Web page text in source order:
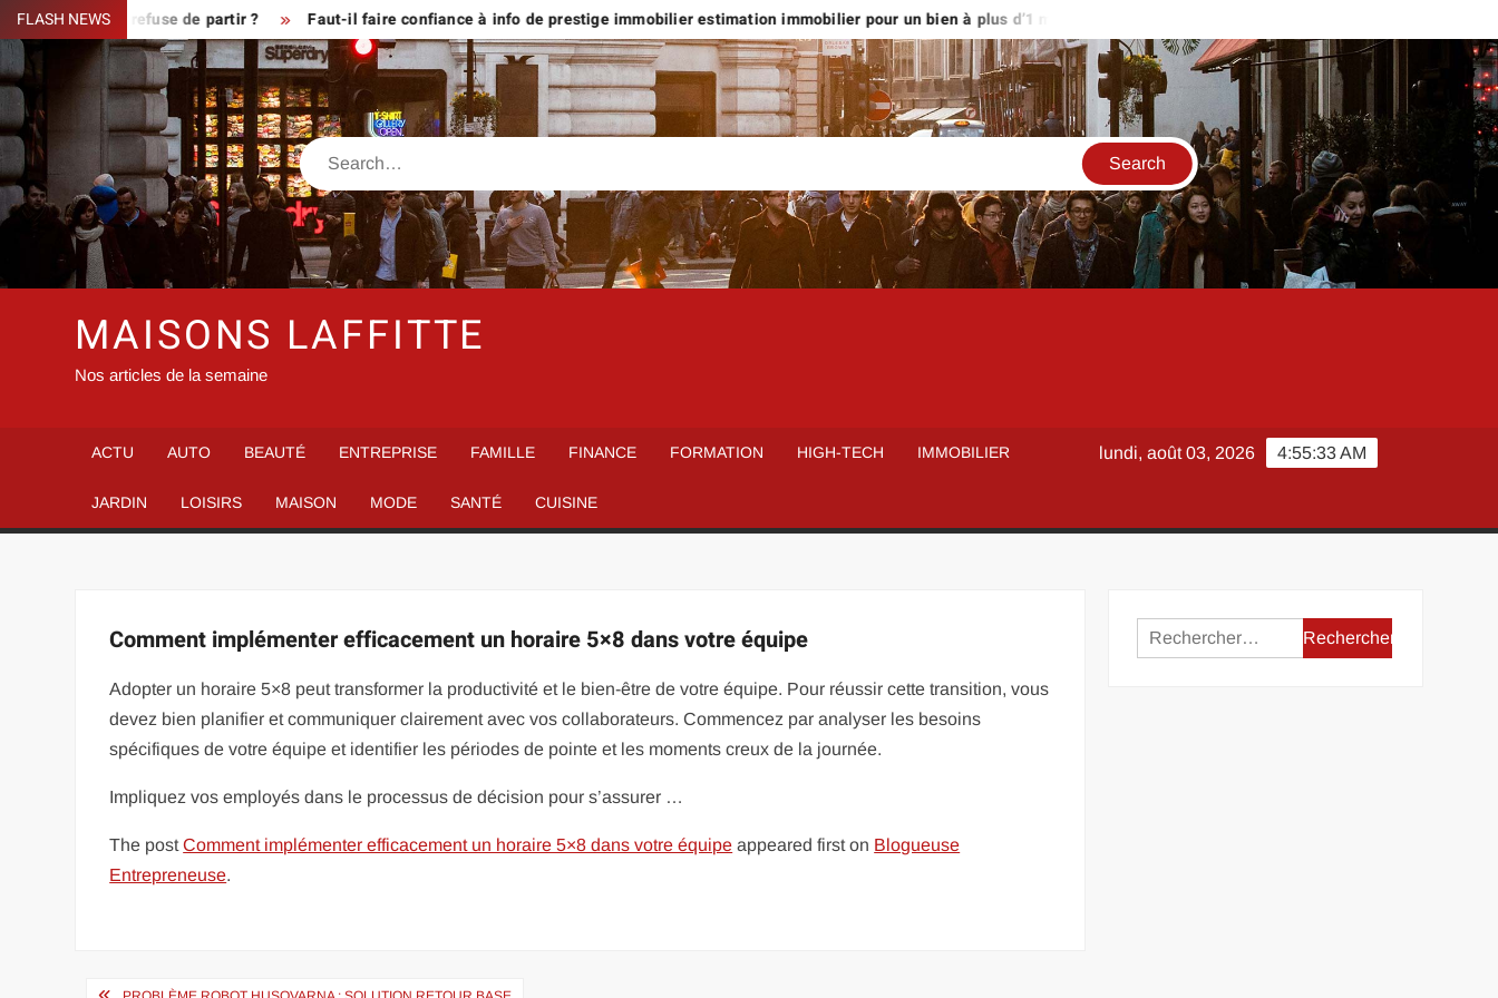
Skip
to
content
FLASH NEWS
le fermier refuse de partir ? Faut-il faire confiance à info de prestige immobilier estimation immobilier pour un bien à plus d’1 million d’euros ?
Search
MAISONS LAFFITTE
Nos articles de la semaine
ACTU AUTO BEAUTÉ ENTREPRISE FAMILLE FINANCE FORMATION HIGH-TECH IMMOBILIER
JARDIN LOISIRS MAISON MODE SANTÉ CUISINE
4:55:33 AM
lundi, août 03, 2026
Comment implémenter efficacement un horaire 5×8 dans votre équipe
Adopter un horaire 5×8 peut transformer la productivité et le bien-être de votre équipe. Pour réussir cette transition, vous
devez bien planifier et communiquer clairement avec vos collaborateurs. Commencez par analyser les besoins
spécifiques de votre équipe et identifier les périodes de pointe et les moments creux de la journée.
Impliquez vos employés dans le processus de décision pour s’assurer …
The postComment implémenter efficacement un horaire 5×8 dans votre équipe appeared first on Blogueuse
Entrepreneuse.
Rechercher :